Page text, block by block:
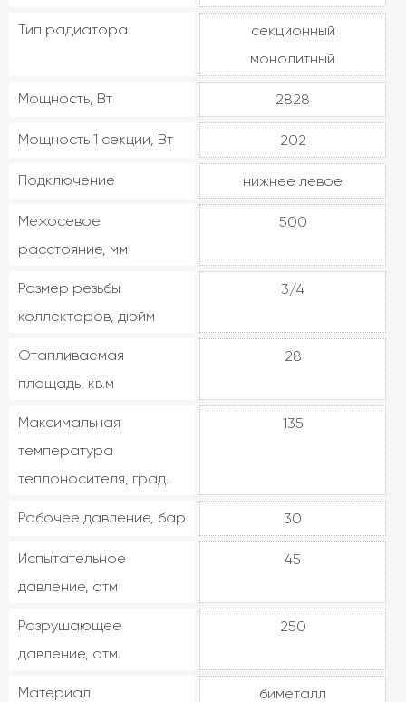
Тип радиатора
секционный
монолитный
Мощность, Вт 2828
Мощность 1 секции, Вт 202
Подключение нижнее левое
Межосевое
расстояние, мм
500
Размер резьбы
коллекторов, дюйм
3/4
Отапливаемая
площадь, кв.м
28
Максимальная
температура
теплоносителя, град.
135
Рабочее давление, бар 30
Испытательное
давление, атм
45
Разрушающее
давление, атм.
250
Материал биметалл